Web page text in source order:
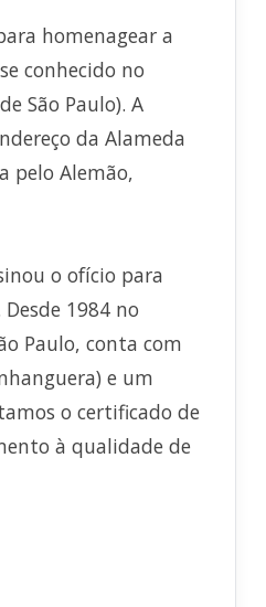
homenagear a
conhecido no
São Paulo). A
da Alameda
pelo Alemão,
o ofício para
1984 no
Paulo, conta com
e um
o certificado de
à qualidade de